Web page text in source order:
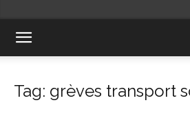
Tag: grèves transport